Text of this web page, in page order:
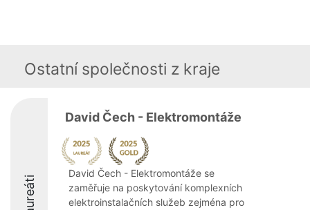
Ostatní společnosti z kraje
Laureáti
David Čech - Elektromontáže
David Čech - Elektromontáže se
zaměřuje na poskytování komplexních
elektroinstalačních služeb zejména pro